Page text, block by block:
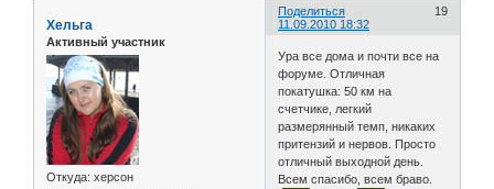
Поделиться
19
11.09.2010 18:32
Хельга
Активный участник
Откуда: херсон
Ура все дома и почти все на
форуме. Отличная
покатушка: 50 км на
счетчике, легкий
размерянный темп, никаких
притензий и нервов. Просто
отличный выходной день.
Всем спасибо, всем браво.